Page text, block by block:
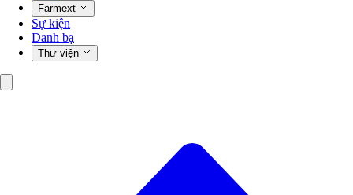
Farmext
Sự kiện
Danh bạ
Thư viện